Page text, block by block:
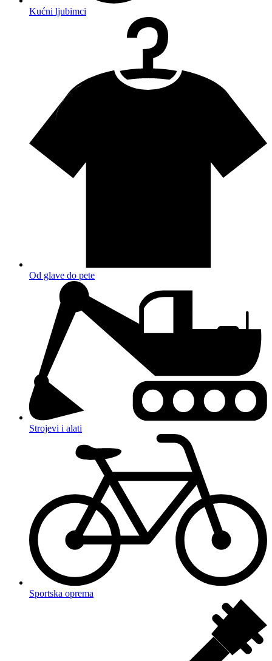
Kućni ljubimci
Od glave do pete
Strojevi i alati
Sportska oprema